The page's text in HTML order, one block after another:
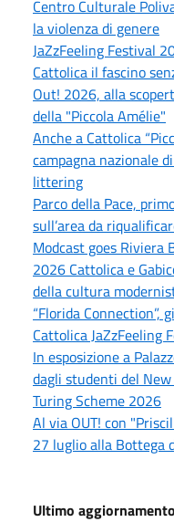
Centro Culturale
la violenza di genere
JaZzFeeling Festival
Cattolica il fascino
Out! 2026, alla
della "Piccola Amélie"
Anche a Cattolica
campagna nazionale
littering
Parco della Pace,
sull’area da
Modcast goes
2026 Cattolica e
della cultura
“Florida Connection”,
Cattolica JaZzFeeling
In esposizione a
dagli studenti del
Turing Scheme 2026
Al via OUT! con
27 luglio alla Bottega
Ultimo aggiornamento